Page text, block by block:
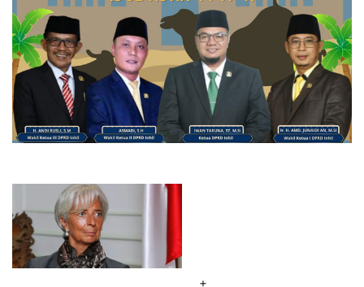
+